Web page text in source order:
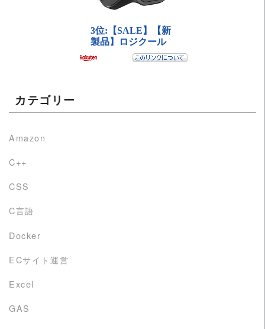
カテゴリー
Amazon
C++
CSS
C言語
Docker
ECサイト運営
Excel
GAS